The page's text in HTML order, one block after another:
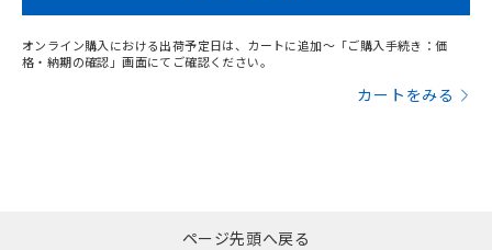
オンライン購入における出荷予定日は、カートに追加～「ご購入手続き：価
格・納期の確認」画面にてご確認ください。
カートをみる
ページ先頭へ戻る